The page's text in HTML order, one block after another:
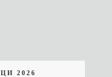
2026